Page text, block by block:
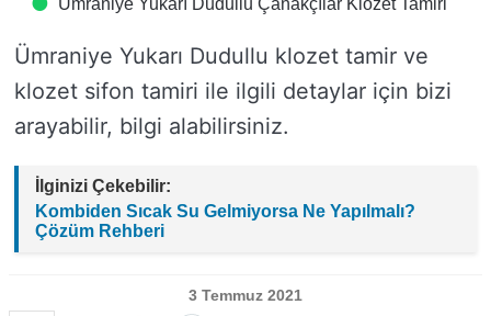
Ümraniye Yukarı Dudullu Çanakçılar Klozet Tamiri
Ümraniye Yukarı Dudullu klozet tamir ve
klozet sifon tamiri ile ilgili detaylar için bizi
arayabilir, bilgi alabilirsiniz.
İlginizi Çekebilir:
Kombiden Sıcak Su Gelmiyorsa Ne Yapılmalı?
Çözüm Rehberi
3 Temmuz 2021